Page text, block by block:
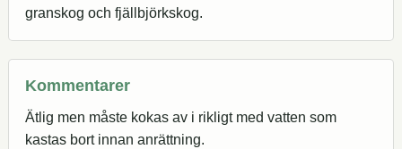
granskog och fjällbjörkskog.
Kommentarer
Ätlig men måste kokas av i rikligt med vatten som
kastas bort innan anrättning.